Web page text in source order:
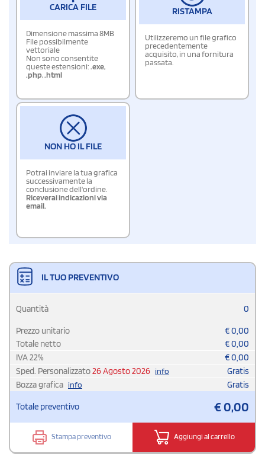
CARICA FILE
Dimensione massima 8MB
File possibilmente
vettoriale
Non sono consentite
queste estensioni:.exe,
.php,.html
RISTAMPA
Utilizzeremo un file grafico
precedentemente
acquisito, in una fornitura
passata.
NON HO IL FILE
Potrai inviare la tua grafica
successivamente la
conclusione dell'ordine.
Riceverai indicazioni via
email.
IL TUO PREVENTIVO
Quantità 0
Prezzo unitario €0,00
Totale netto
€0,00
IVA22% €0,00
Sped. Personalizzato26 Agosto 2026 info
Gratis
Bozza grafica info Gratis
Totale preventivo €0,00
Stampa preventivo Aggiungi al carrello